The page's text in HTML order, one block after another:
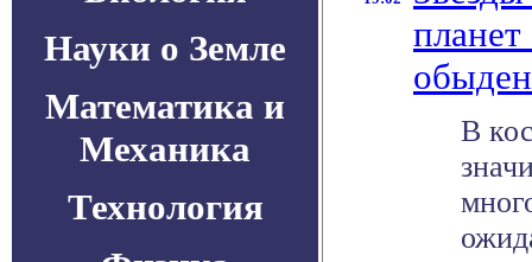
Науки о Земле
Математика и
Механика
Технология
планет
В